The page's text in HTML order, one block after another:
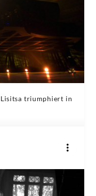
Lisitsa triumphiert in